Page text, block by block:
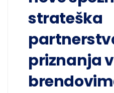
strateška
priznanja